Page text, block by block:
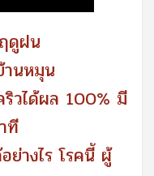
ดูฝน
านหมุน
วได้ผล 100% มี
ที
ย่างไร โรคนี้ ผู้